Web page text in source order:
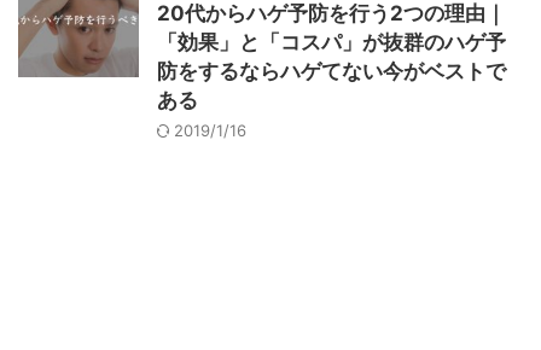
20代からハゲ予防を行う2つの理由｜
「効果」と「コスパ」が抜群のハゲ予
防をするならハゲてない今がベストで
ある
2019/1/16